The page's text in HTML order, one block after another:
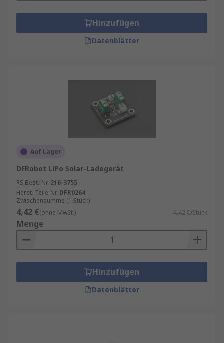
Hinzufügen
Datenblätter
Auf Lager
DFRobot LiPo Solar-Ladegerät
RS Best.-Nr. 216-3755
Herst. Teile-Nr. DFR0264
Zwischensumme (1 Stück)
4,42 €(ohne MwSt.) 4,42 €/Stück
Menge
Hinzufügen
Datenblätter